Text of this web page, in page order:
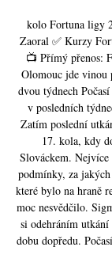
kolo Fortuna ligy
Zaoral ✅ Kurzy
📺 Přímý přenos:
Olomouc jde vinou
dvou týdnech
v posledních
Zatím poslední
17. kola, kdy
Slováckem.
podmínky, za
které bylo na hraně
moc nesvědčilo.
si odehráním
dobu dopředu.